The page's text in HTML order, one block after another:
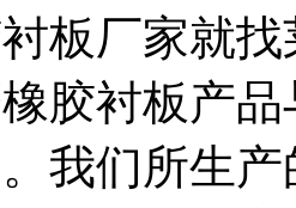
板厂家就
胶衬板产
我们所生